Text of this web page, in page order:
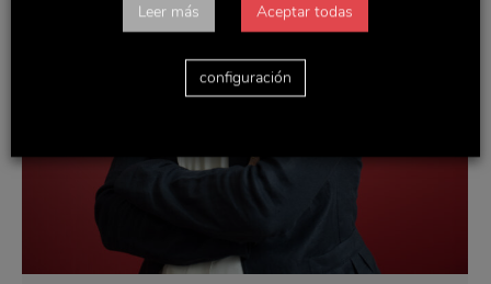
Leer más Aceptar todas
configuración